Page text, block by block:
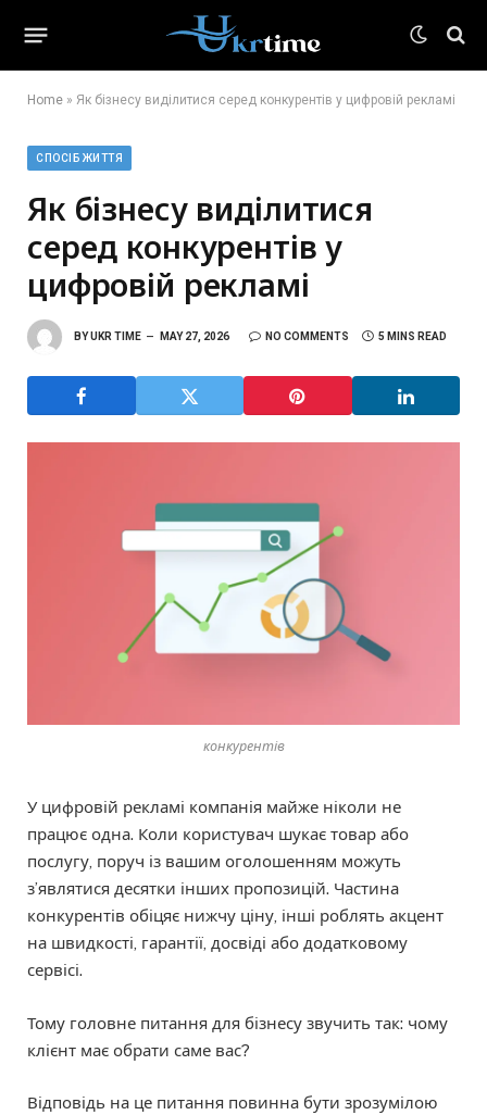
Home » Як бізнесу виділитися серед конкурентів у цифровій рекламі
СПОСІБ ЖИТТЯ
Як бізнесу виділитися
серед конкурентів у
цифровій рекламі
BYUKR TIME MAY 27, 2026 NO COMMENTS 5 MINS READ
конкурентів
У цифровій рекламі компанія майже ніколи не
працює одна. Коли користувач шукає товар або
послугу, поруч із вашим оголошенням можуть
з’являтися десятки інших пропозицій. Частина
конкурентів обіцяє нижчу ціну, інші роблять акцент
на швидкості, гарантії, досвіді або додатковому
сервісі.
Тому головне питання для бізнесу звучить так: чому
клієнт має обрати саме вас?
Відповідь на це питання повинна бути зрозумілою